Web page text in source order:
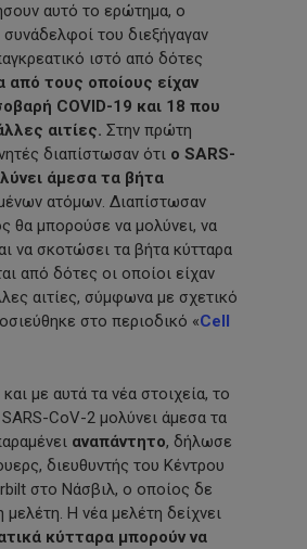
αυτό το ερώτημα, ο
του διεξήγαγαν
ιστό από δότες
από τους οποίους είχαν
COVID-19 και 18 που
αιτίες. Στην πρώτη
διαπίστωσαν ότι ο SARS-
άμεσα τα βήτα
ατόμων. Διαπίστωσαν
θα μπορούσε να μολύνει, να
να σκοτώσει τα βήτα κύτταρα
από δότες οι οποίοι είχαν
αιτίες, σύμφωνα με σχετικό
στο περιοδικό «Cell
με αυτά τα νέα στοιχεία, το
CoV-2 μολύνει άμεσα τα
αναπάντητο, δήλωσε
διευθυντής του Κέντρου
στο Νάσβιλ, ο οποίος δε
μελέτη. Η νέα μελέτη δείχνει
κύτταρα μπορούν να